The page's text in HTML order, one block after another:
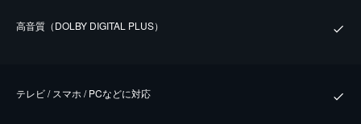
⾼⾳質（DOLBY DIGITAL PLUS）
テレビ / スマホ / PCなどに対応